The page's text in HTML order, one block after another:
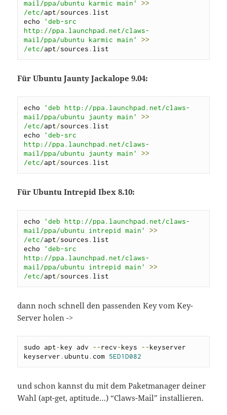
mail/ppa/ubuntu karmic main'
>>
/etc/apt/sources . list
echo
'deb-src
http://ppa.launchpad.net/claws-
mail/ppa/ubuntu karmic main'
>>
/etc/apt/sources . list
Für Ubuntu Jaunty Jackalope 9.04:
echo
'deb http://ppa.launchpad.net/claws-
mail/ppa/ubuntu jaunty main'
>>
/etc/apt/sources . list
echo
'deb-src
http://ppa.launchpad.net/claws-
mail/ppa/ubuntu jaunty main'
>>
/etc/apt/sources . list
Für Ubuntu Intrepid Ibex 8.10:
echo
'deb http://ppa.launchpad.net/claws-
mail/ppa/ubuntu intrepid main'
>>
/etc/apt/sources . list
echo
'deb-src
http://ppa.launchpad.net/claws-
mail/ppa/ubuntu intrepid main'
>>
/etc/apt/sources . list
dann noch schnell den passenden Key vom Key-
Server holen ->
sudo apt-key adv --recv-keys --keyserver
keyserver . ubuntu .com 5ED1D082
und schon kannst du mit dem Paketmanager deiner
Wahl (apt-get, aptitude…) “Claws-Mail” installieren.